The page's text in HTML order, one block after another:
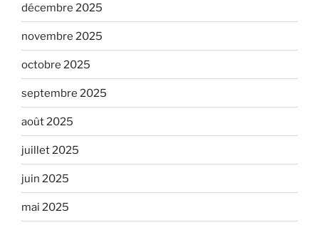
décembre 2025
novembre 2025
octobre 2025
septembre 2025
août 2025
juillet 2025
juin 2025
mai 2025